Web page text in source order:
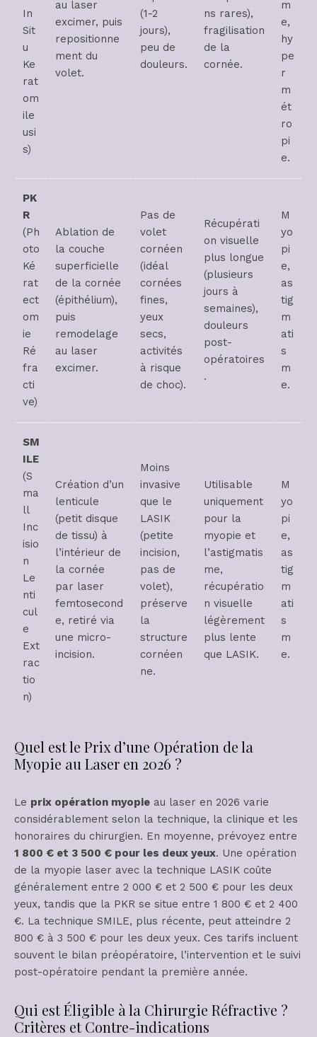
In
Sit
u
Ke
rat
om
ile
usi
s)
au laser
excimer, puis
repositionne
ment du
volet.
(1-2
jours),
peu de
douleurs.
ns rares),
fragilisation
de la
cornée.
m
e,
hy
pe
r
m
ét
ro
pi
e.
PK
R
(Ph
oto
Ké
rat
ect
om
ie
Ré
fra
cti
ve)
Ablation de
la couche
superficielle
de la cornée
(épithélium),
puis
remodelage
au laser
excimer.
Pas de
volet
cornéen
(idéal
cornées
fines,
yeux
secs,
activités
à risque
de choc).
Récupérati
on visuelle
plus longue
(plusieurs
jours à
semaines),
douleurs
post-
opératoires
.
M
yo
pi
e,
as
tig
m
ati
s
m
e.
SM
ILE
(S
ma
ll
Inc
isio
n
Le
nti
cul
e
Ext
rac
tio
n)
Création d’un
lenticule
(petit disque
de tissu) à
l’intérieur de
la cornée
par laser
femtosecond
e, retiré via
une micro-
incision.
Moins
invasive
que le
LASIK
(petite
incision,
pas de
volet),
préserve
la
structure
cornéen
ne.
Utilisable
uniquement
pour la
myopie et
l’astigmatis
me,
récupératio
n visuelle
légèrement
plus lente
que LASIK.
M
yo
pi
e,
as
tig
m
ati
s
m
e.
Quel est le Prix d’une Opération de la
Myopie au Laser en 2026 ?
Le prix opération myopie au laser en 2026 varie
considérablement selon la technique, la clinique et les
honoraires du chirurgien. En moyenne, prévoyez entre
1 800 € et 3 500 € pour les deux yeux. Une opération
de la myopie laser avec la technique LASIK coûte
généralement entre 2 000 € et 2 500 € pour les deux
yeux, tandis que la PKR se situe entre 1 800 € et 2 400
€. La technique SMILE, plus récente, peut atteindre 2
800 € à 3 500 € pour les deux yeux. Ces tarifs incluent
souvent le bilan préopératoire, l’intervention et le suivi
post-opératoire pendant la première année.
Qui est Éligible à la Chirurgie Réfractive ?
Critères et Contre-indications